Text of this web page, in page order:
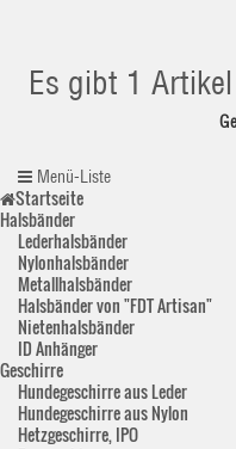
Es gibt 1
Menü-Liste
Startseite
Halsbänder
Lederhalsbänder
Nylonhalsbänder
Metallhalsbänder
Halsbänder von "FDT Artisan"
Nietenhalsbänder
ID Anhänger
Geschirre
Hundegeschirre aus Leder
Hundegeschirre aus Nylon
Hetzgeschirre, IPO